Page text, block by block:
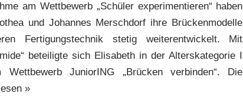
am Wettbewerb „Schüler experimentieren“ haben
und Johannes Merschdorf ihre Brückenmodelle
Fertigungstechnik stetig weiterentwickelt. Mit
beteiligte sich Elisabeth in der Alterskategorie I
JuniorING „Brücken verbinden“. Die
»